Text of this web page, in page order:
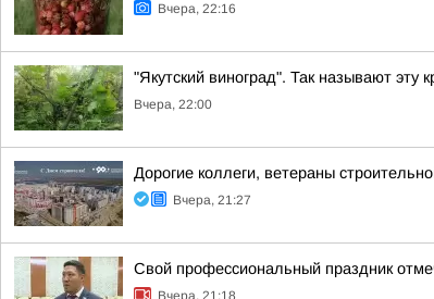
Вчера, 22:16
"Якутский виноград". Так называют эту
Вчера, 22:00
Дорогие коллеги, ветераны
Вчера, 21:27
Свой профессиональный праздник
Вчера, 21:18